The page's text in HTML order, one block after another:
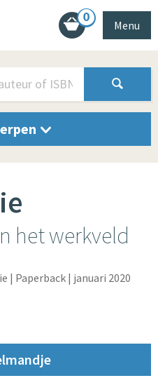
0
Menu
het werkveld
| Paperback | januari 2020